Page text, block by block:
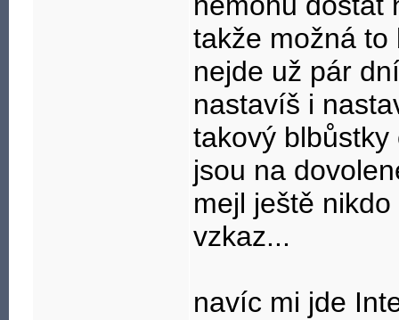
takže možná
nejde už pár
nastavíš i
takový
jsou na
mejl ještě
vzkaz...
navíc mi jde